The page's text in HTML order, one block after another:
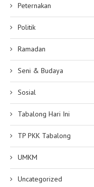
Peternakan
Politik
Ramadan
Seni & Budaya
Sosial
Tabalong Hari Ini
TP PKK Tabalong
UMKM
Uncategorized